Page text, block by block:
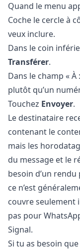
Quand le menu
Coche le cercle à
veux inclure.
Dans le coin
Transférer.
Dans le champ «
plutôt qu’un
Touchez Envoyer.
Le destinataire
contenant le
mais les
du message et le
besoin d’un
ce n’est
couvre seulement
pas pour
Signal.
Si tu as besoin